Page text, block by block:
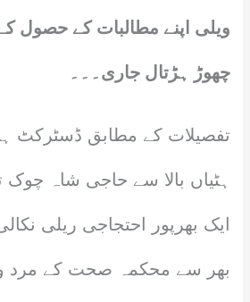
ویلی اپنے مطالبات کے حصول
چھوڑ ہڑتال جاری۔۔۔
تفصیلات کے مطابق ڈسٹرکٹ
ہٹیاں بالا سے حاجی شاہ چوک
ایک بھرپور احتجاجی ریلی
بھر سے محکمہ صحت کے مرد و